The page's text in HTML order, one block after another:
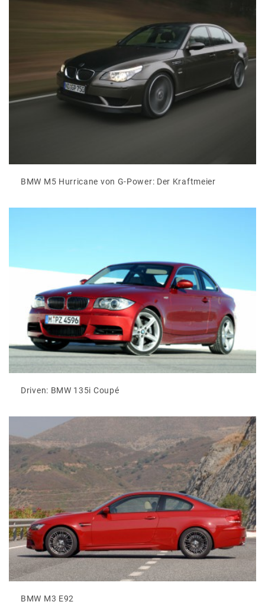
BMW M5 Hurricane von G-Power: Der Kraftmeier
Driven: BMW 135i Coupé
BMW M3 E92